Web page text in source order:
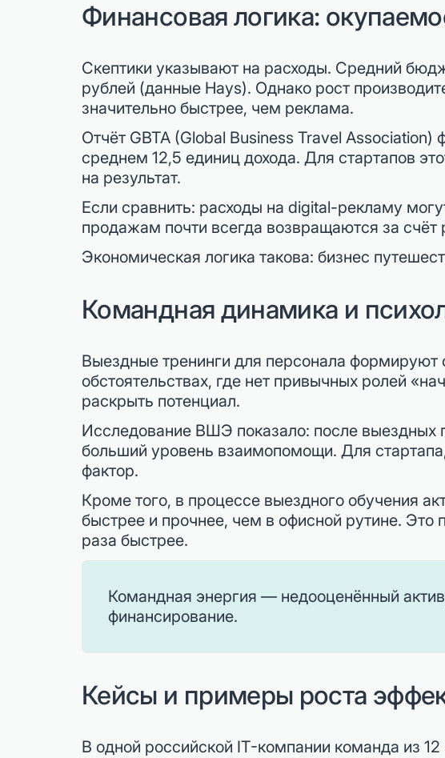
Финансовая логика:
Скептики указывают на расходы. Средний
рублей (данные Hays). Однако рост
значительно быстрее, чем реклама.
Отчёт GBTA (Global Business Travel
среднем 12,5 единиц дохода. Для стартапов
на результат.
Если сравнить: расходы на digital-рекламу
продажам почти всегда возвращаются за счёт
Экономическая логика такова: бизнес
Командная динамика и
Выездные тренинги для персонала
обстоятельствах, где нет привычных ролей
раскрыть потенциал.
Исследование ВШЭ показало: после
больший уровень взаимопомощи. Для
фактор.
Кроме того, в процессе выездного обучения
быстрее и прочнее, чем в офисной рутине. Это
раза быстрее.
Командная энергия — недооценённый
финансирование.
Кейсы и примеры роста
В одной российской IT-компании команда из